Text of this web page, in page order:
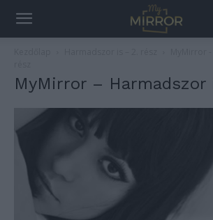
MyMirror – Harmadszor